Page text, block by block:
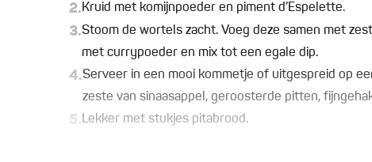
2.Kruid met komijnpoeder en piment d’Espelette.
3.Stoom de wortels zacht. Voeg deze samen met
met currypoeder en mix tot een egale dip.
4.Serveer in een mooi kommetje of uitgespreid op
zeste van sinaasappel, geroosterde pitten,
5. Lekker met stukjes pitabrood.